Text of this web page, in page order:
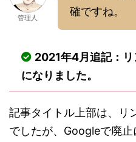
管理人
確ですね。
2021年4月追記：
になりました。
記事タイトル上部は、リ
でしたが、Googleで廃